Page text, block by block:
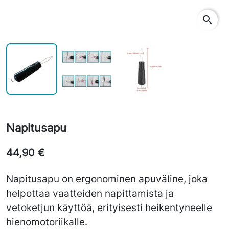
search
Napitusapu
44,90 €
Napitusapu on ergonominen apuväline, joka
helpottaa vaatteiden napittamista ja
vetoketjun käyttöä, erityisesti heikentyneelle
hienomotoriikalle.